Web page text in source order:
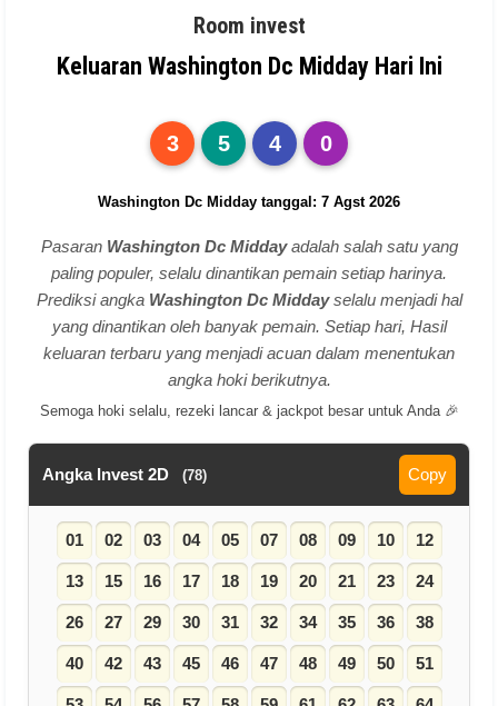
Room invest
Keluaran Washington Dc Midday Hari Ini
3 5 4 0
Washington Dc Midday tanggal: 7 Agst 2026
Pasaran Washington Dc Middayadalah salah satu yang
paling populer, selalu dinantikan pemain setiap harinya.
Prediksi angka Washington Dc Middayselalu menjadi hal
yang dinantikan oleh banyak pemain. Setiap hari, Hasil
keluaran terbaru yang menjadi acuan dalam menentukan
angka hoki berikutnya.
Semoga hoki selalu, rezeki lancar & jackpot besar untuk Anda 🎉
Angka Invest 2D (78) Copy
01 02 03 04 05 07 08 09 10 12
13 15 16 17 18 19 20 21 23 24
26 27 29 30 31 32 34 35 36 38
40 42 43 45 46 47 48 49 50 51